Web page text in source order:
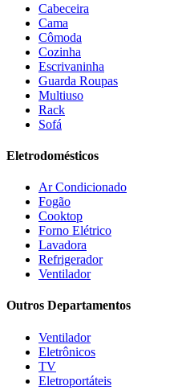
Estofados solar
Fischer
Giga
Gree(3)
Henn
Hot Sat
HP
JB BECHARA
Kaiki Móveis
KAMABEL
kasper
Cabeceira
Cama
Cômoda
Cozinha
Escrivaninha
Guarda Roupas
Multiuso
Rack
Sofá
Eletrodomésticos
Ar Condicionado
Fogão
Cooktop
Forno Elétrico
Lavadora
Refrigerador
Ventilador
Outros Departamentos
Ventilador
Eletrônicos
TV
Eletroportáteis